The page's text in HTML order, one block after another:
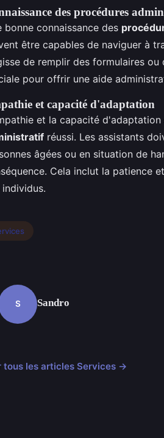
des procédures
bonne connaissance des
être capables de naviguer à
de remplir des formulaires
pour offrir une aide
et capacité d'adaptation
et la capacité
réussi. Les assistants
âgées ou en situation de
Cela inclut la patience
individus.
S Sandro
tous les articles Services →